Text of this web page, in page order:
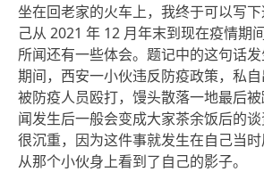
坐在回老家的火车上，我终于可以写
己从 2021 年 12 月年末到现在疫情期
所闻还有一些体会。题记中的这句话
期间，西安一小伙违反防疫政策，私
被防疫人员殴打，馒头散落一地最后
闻发生后一般会变成大家茶余饭后的
很沉重，因为这件事就发生在自己当
从那个小伙身上看到了自己的影子。